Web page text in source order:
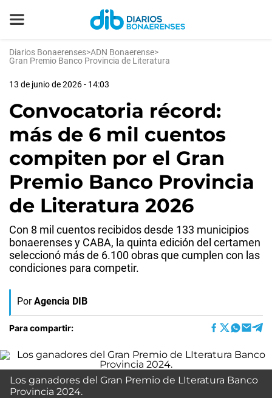
Diarios Bonaerenses>ADN Bonaerense>
Gran Premio Banco Provincia de Literatura
13 de junio de 2026 - 14:03
Convocatoria récord:
más de 6 mil cuentos
compiten por el Gran
Premio Banco Provincia
de Literatura 2026
Con 8 mil cuentos recibidos desde 133 municipios
bonaerenses y CABA, la quinta edición del certamen
seleccionó más de 6.100 obras que cumplen con las
condiciones para competir.
Por Agencia DIB
Para compartir:
Los ganadores del Gran Premio de LIteratura Banco
Provincia 2024.